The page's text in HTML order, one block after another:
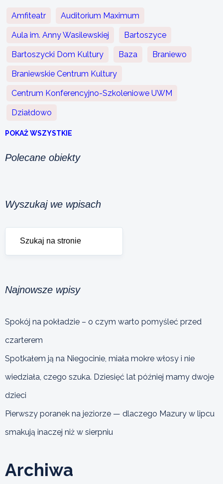
Amfiteatr Auditorium Maximum
Aula im. Anny Wasilewskiej Bartoszyce
Bartoszycki Dom Kultury Baza Braniewo
Braniewskie Centrum Kultury
Centrum Konferencyjno-Szkoleniowe UWM
Działdowo
POKAŻ WSZYSTKIE
Polecane obiekty
Wyszukaj we wpisach
Najnowsze wpisy
Spokój na pokładzie – o czym warto pomyśleć przed
czarterem
Spotkałem ją na Niegocinie, miała mokre włosy i nie
wiedziała, czego szuka. Dziesięć lat później mamy dwoje
dzieci
Pierwszy poranek na jeziorze — dlaczego Mazury w lipcu
smakują inaczej niż w sierpniu
Archiwa